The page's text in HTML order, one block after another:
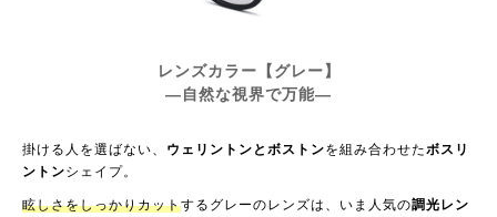
レンズカラー【グレー】
—自然な視界で万能—
掛ける人を選ばない、 ウェリントンとボストンを組み合わせた ボスリ
ントンシェイプ。
眩しさをしっかりカットするグレーのレンズは、いま人気の調光レン